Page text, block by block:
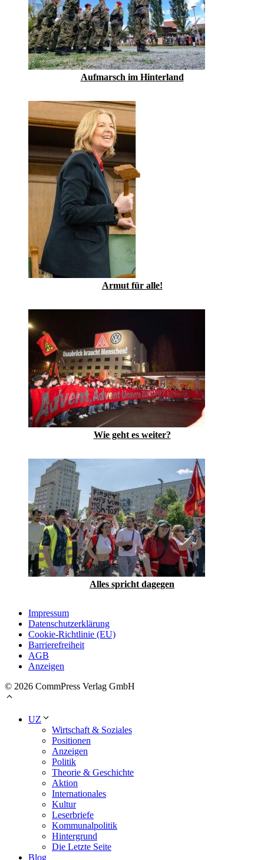
Aufmarsch im Hinterland
Armut für alle!
Wie geht es weiter?
Alles spricht dagegen
Impressum
Datenschutzerklärung
Cookie-Richtlinie (EU)
Barrierefreiheit
AGB
Anzeigen
© 2026 CommPress Verlag GmbH
UZ
Wirtschaft & Soziales
Positionen
Anzeigen
Politik
Theorie & Geschichte
Aktion
Internationales
Kultur
Leserbriefe
Kommunalpolitik
Hintergrund
Die Letzte Seite
Blog